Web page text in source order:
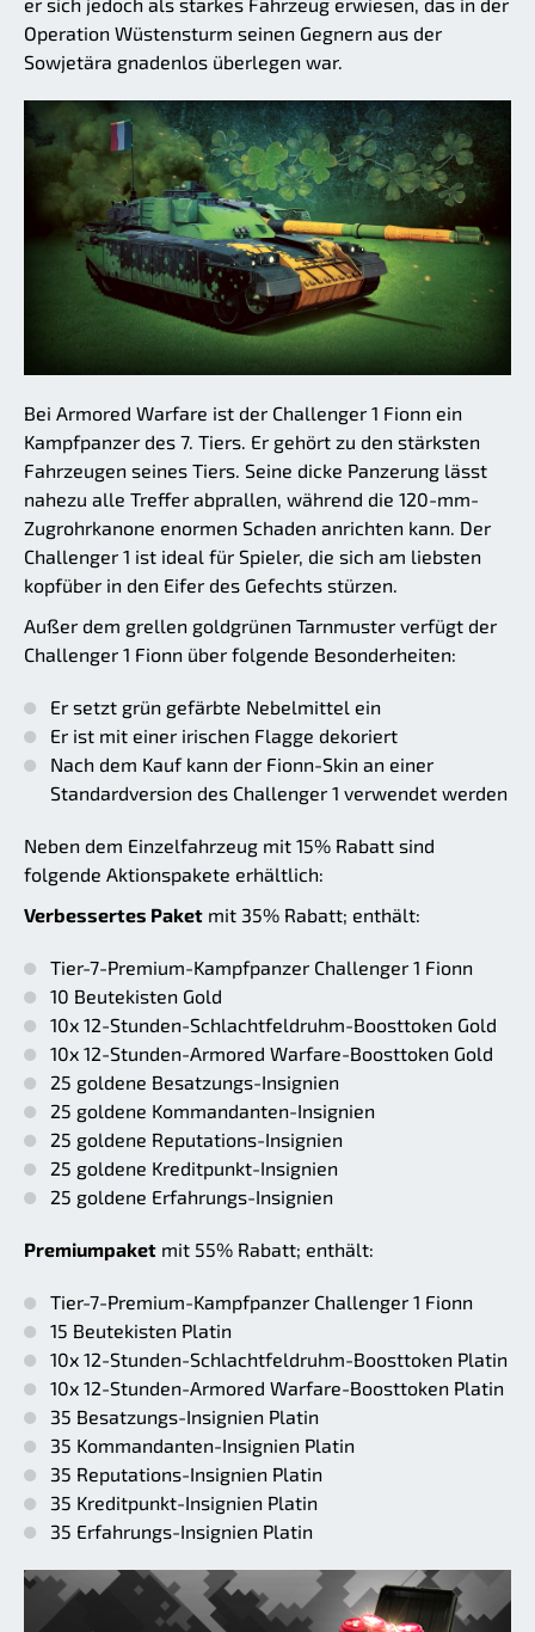
Operation Wüstensturm seinen Gegnern aus der
Sowjetära gnadenlos überlegen war.
Bei Armored Warfare ist der Challenger 1 Fionn ein
Kampfpanzer des 7. Tiers. Er gehört zu den stärksten
Fahrzeugen seines Tiers. Seine dicke Panzerung lässt
nahezu alle Treffer abprallen, während die 120-mm-
Zugrohrkanone enormen Schaden anrichten kann. Der
Challenger 1 ist ideal für Spieler, die sich am liebsten
kopfüber in den Eifer des Gefechts stürzen.
Außer dem grellen goldgrünen Tarnmuster verfügt der
Challenger 1 Fionn über folgende Besonderheiten:
Er setzt grün gefärbte Nebelmittel ein
Er ist mit einer irischen Flagge dekoriert
Nach dem Kauf kann der Fionn-Skin an einer
Standardversion des Challenger 1 verwendet werden
Neben dem Einzelfahrzeug mit 15% Rabatt sind
folgende Aktionspakete erhältlich:
Verbessertes Paket mit 35% Rabatt; enthält:
Tier-7-Premium-Kampfpanzer Challenger 1 Fionn
10 Beutekisten Gold
10x 12-Stunden-Schlachtfeldruhm-Boosttoken Gold
10x 12-Stunden-Armored Warfare-Boosttoken Gold
25 goldene Besatzungs-Insignien
25 goldene Kommandanten-Insignien
25 goldene Reputations-Insignien
25 goldene Kreditpunkt-Insignien
25 goldene Erfahrungs-Insignien
Premiumpaket mit 55% Rabatt; enthält:
Tier-7-Premium-Kampfpanzer Challenger 1 Fionn
15 Beutekisten Platin
10x 12-Stunden-Schlachtfeldruhm-Boosttoken Platin
10x 12-Stunden-Armored Warfare-Boosttoken Platin
35 Besatzungs-Insignien Platin
35 Kommandanten-Insignien Platin
35 Reputations-Insignien Platin
35 Kreditpunkt-Insignien Platin
35 Erfahrungs-Insignien Platin